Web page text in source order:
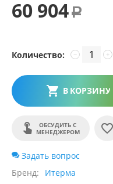
60 904 Р
Количество: +
−
В КОРЗИНУ
ОБСУДИТЬ С
МЕНЕДЖЕРОМ
Задать вопрос
Бренд
Итерма